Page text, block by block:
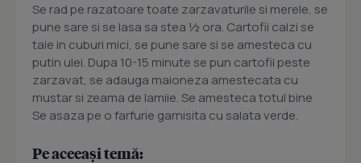
Se rad pe razatoare toate zarzavaturile si merele, se
pune sare si se lasa sa stea ½ ora. Cartofii calzi se
taie in cuburi mici, se pune sare si se amesteca cu
putin ulei. Dupa 10-15 minute se pun cartofii peste
zarzavat, se adauga maioneza amestecata cu
mustar si zeama de lamiie. Se amesteca totul bine
Se asaza pe o farfurie garnisita cu salata verde.
Pe aceeași temă: